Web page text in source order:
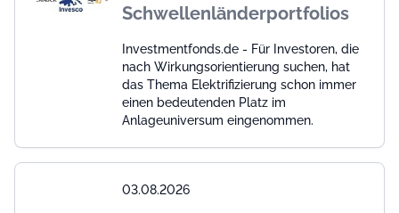
Schwellenländerportfolios
Investmentfonds.de - Für Investoren, die
nach Wirkungsorientierung suchen, hat
das Thema Elektrifizierung schon immer
einen bedeutenden Platz im
Anlageuniversum eingenommen.
03.08.2026